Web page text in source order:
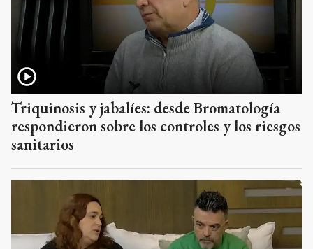
Triquinosis y jabalíes: desde Bromatología
respondieron sobre los controles y los riesgos
sanitarios